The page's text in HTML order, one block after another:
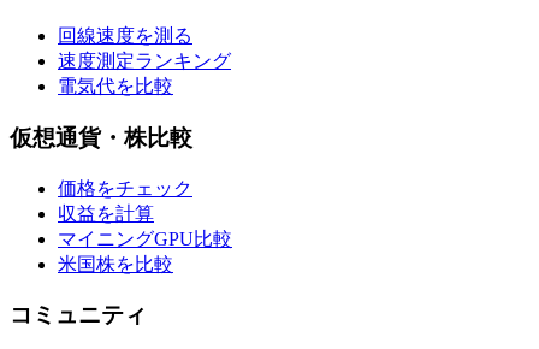
回線速度を測る
速度測定ランキング
電気代を比較
仮想通貨・株比較
価格をチェック
収益を計算
マイニングGPU比較
米国株を比較
コミュニティ